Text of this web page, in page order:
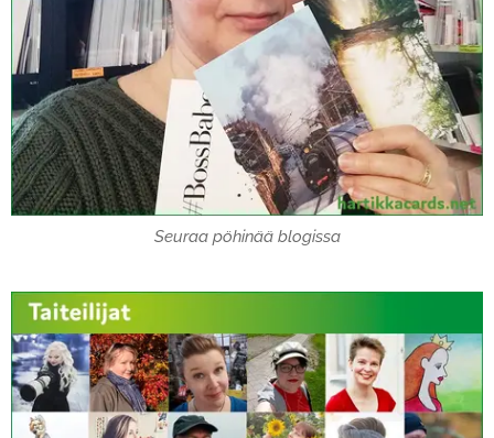
Seuraa pöhinää blogissa